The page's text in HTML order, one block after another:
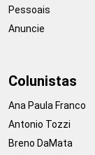
Pessoais
Anuncie
Colunistas
Ana Paula Franco
Antonio Tozzi
Breno DaMata